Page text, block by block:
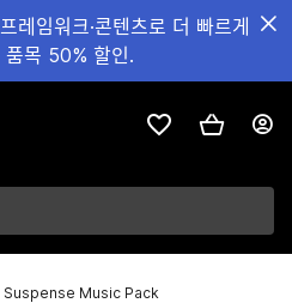
레임워크·콘텐츠로 더 빠르게
목 50% 할인.
Suspense Music Pack